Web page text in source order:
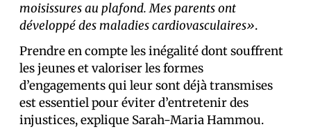
moisissures au plafond. Mes parents ont
développé des maladies cardiovasculaires».
Prendre en compte les inégalité dont souffrent
les jeunes et valoriser les formes
d’engagements qui leur sont déjà transmises
est essentiel pour éviter d’entretenir des
injustices, explique Sarah-Maria Hammou.